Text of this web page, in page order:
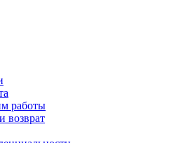
работы
возврат